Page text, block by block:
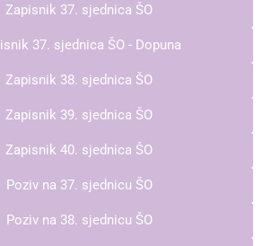
Zapisnik 37. sjednica ŠO
37. sjednica ŠO - Dopuna
Zapisnik 38. sjednica ŠO
Zapisnik 39. sjednica ŠO
Zapisnik 40. sjednica ŠO
Poziv na 37. sjednicu ŠO
Poziv na 38. sjednicu ŠO